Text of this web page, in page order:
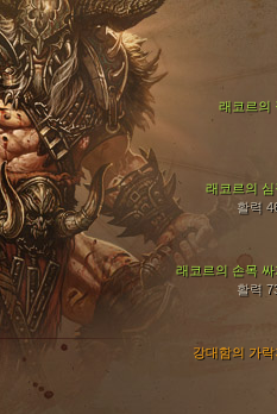
래코르의 심
활력
래코르의 손목 싸
활력
래코르의
강대함의 가락